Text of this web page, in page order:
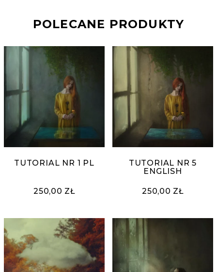
POLECANE PRODUKTY
TUTORIAL NR 1 PL
250,00 ZŁ
TUTORIAL NR 5
ENGLISH
250,00 ZŁ